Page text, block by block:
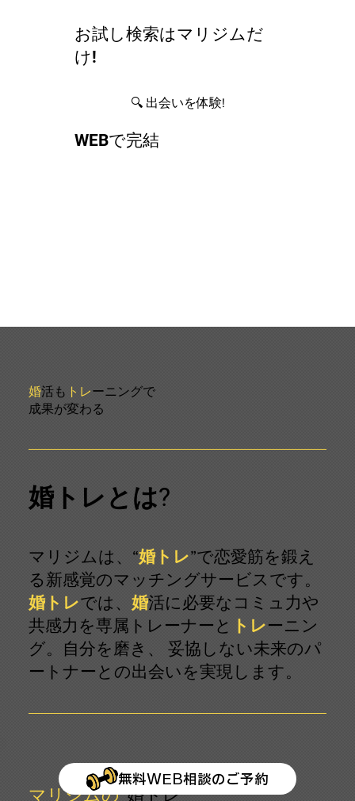
婚活も トレーニングで
成果が変わる
婚トレとは?
マリジムは、“婚トレ”で恋愛筋を鍛え
る新感覚のマッチングサービスです。
婚トレでは、 婚活に必要なコミュ力や
共感力を専属トレーナーと
トレーニン
グ。自分を磨き、 妥協しない未来のパ
ートナーとの出会いを実現します。
マリジムの“婚トレ”
お試し検索はマリジムだ
け!
🔍 出会いを体験!
WEBで完結
無料WEB相談のご予約